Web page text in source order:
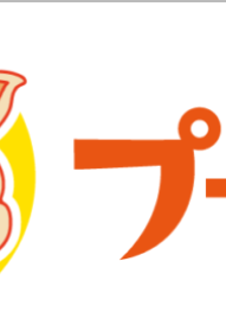
腹日記 |
のランチ＆